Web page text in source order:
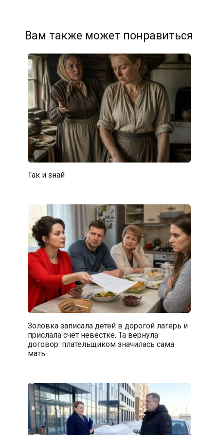
Вам также может понравиться
Так и знай
Золовка записала детей в дорогой лагерь и
прислала счёт невестке. Та вернула
договор: плательщиком значилась сама
мать